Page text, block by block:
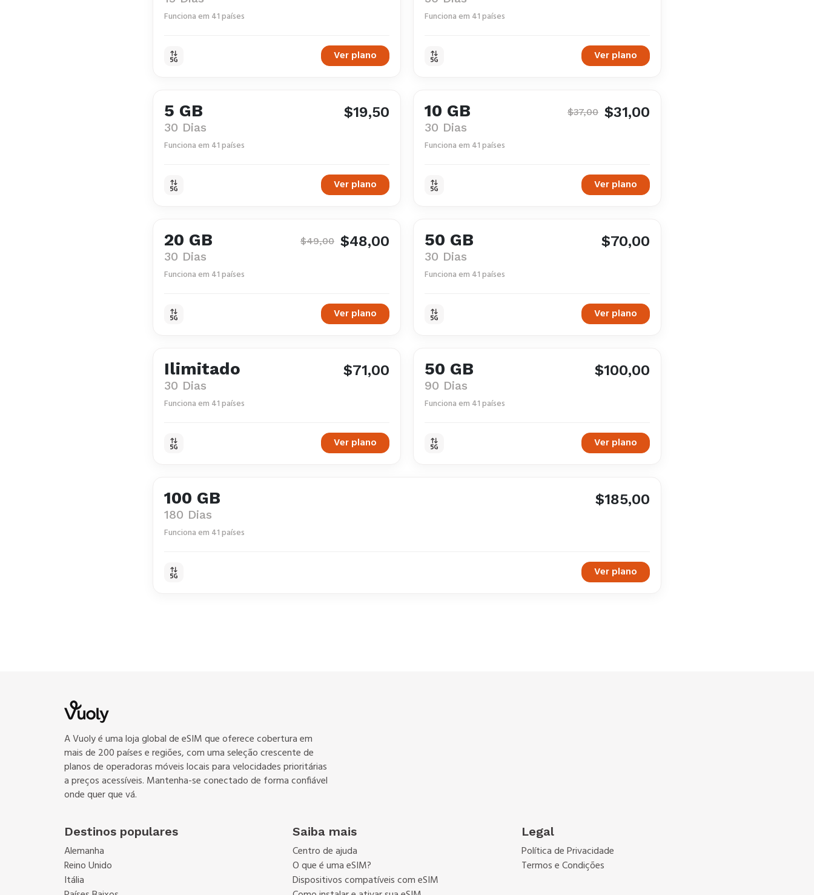
Funciona em 41 países
Ver plano
Funciona em 41 países
Ver plano
5 GB
30 Dias
$19,50
Funciona em 41 países
Ver plano
10 GB
30 Dias
$37,00 $31,00
Funciona em 41 países
Ver plano
20 GB
30 Dias
$49,00 $48,00
Funciona em 41 países
Ver plano
50 GB
30 Dias
$70,00
Funciona em 41 países
Ver plano
Ilimitado
30 Dias
$71,00
Funciona em 41 países
Ver plano
50 GB
90 Dias
$100,00
Funciona em 41 países
Ver plano
100 GB
180 Dias
$185,00
Funciona em 41 países
Ver plano
A Vuoly é uma loja global de eSIM que oferece cobertura em
mais de 200 países e regiões, com uma seleção crescente de
planos de operadoras móveis locais para velocidades prioritárias
a preços acessíveis. Mantenha-se conectado de forma confiável
onde quer que vá.
Destinos populares
Alemanha
Reino Unido
Itália
Saiba mais
Centro de ajuda
O que é uma eSIM?
Dispositivos compatíveis com eSIM
Legal
Política de Privacidade
Termos e Condições